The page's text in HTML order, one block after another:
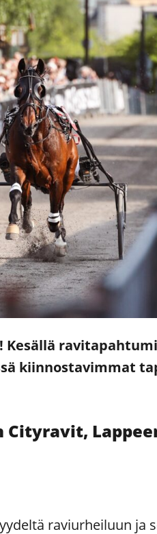
Kesällä
kiinnostavimmat
Cityravit,
raviurheiluun ja